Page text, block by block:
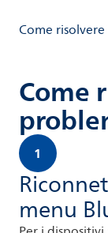
Come
1
menu
Come